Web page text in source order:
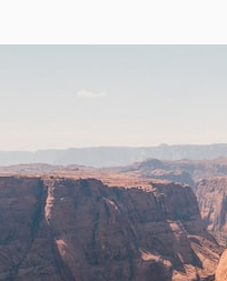
Креативная платформа для
ваших лучших работ. Более
подписчиков среди
предприятий, агентств и